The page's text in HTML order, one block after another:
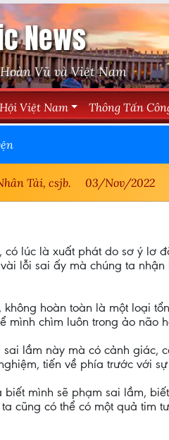
News
Vũ và Việt Nam
Việt Nam Thông Tấn
Tài, csjb. 03/Nov/2022
có lúc là xuất phát do sơ ý lơ
lỗi sai ấy mà chúng ta
không hoàn toàn là một loại
mình chìm luôn trong ảo não
lầm này mà có cảnh giác,
tiến về phía trước với
mình sẽ phạm sai lầm,
cũng có thể có một quả tim